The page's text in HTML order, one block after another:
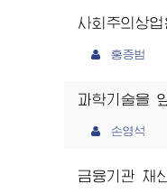
사회주의상
홍증범
과학기술을
손영석
금융기관 채